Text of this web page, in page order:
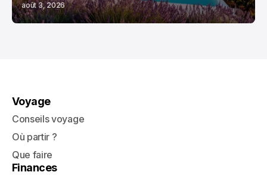
août 3, 2026
Voyage
Conseils voyage
Où partir ?
Que faire
Finances